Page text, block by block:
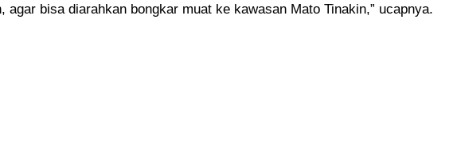
bisa diarahkan bongkar muat ke kawasan Mato Tinakin,” ucapnya.